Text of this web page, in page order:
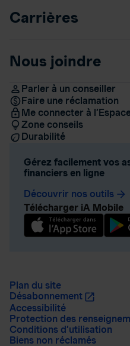
Carrières
Nous joindre
Parler à un conseiller
Faire une réclamation
Me connecter à
Zone conseils
Durabilité
Gérez facilement vos
financiers en ligne
Découvrir nos outils arrow_forward
Télécharger iA Mobile
Plan du site
Désabonnement
Accessibilité
Protection des
Conditions d’utilisation
Biens non réclamés